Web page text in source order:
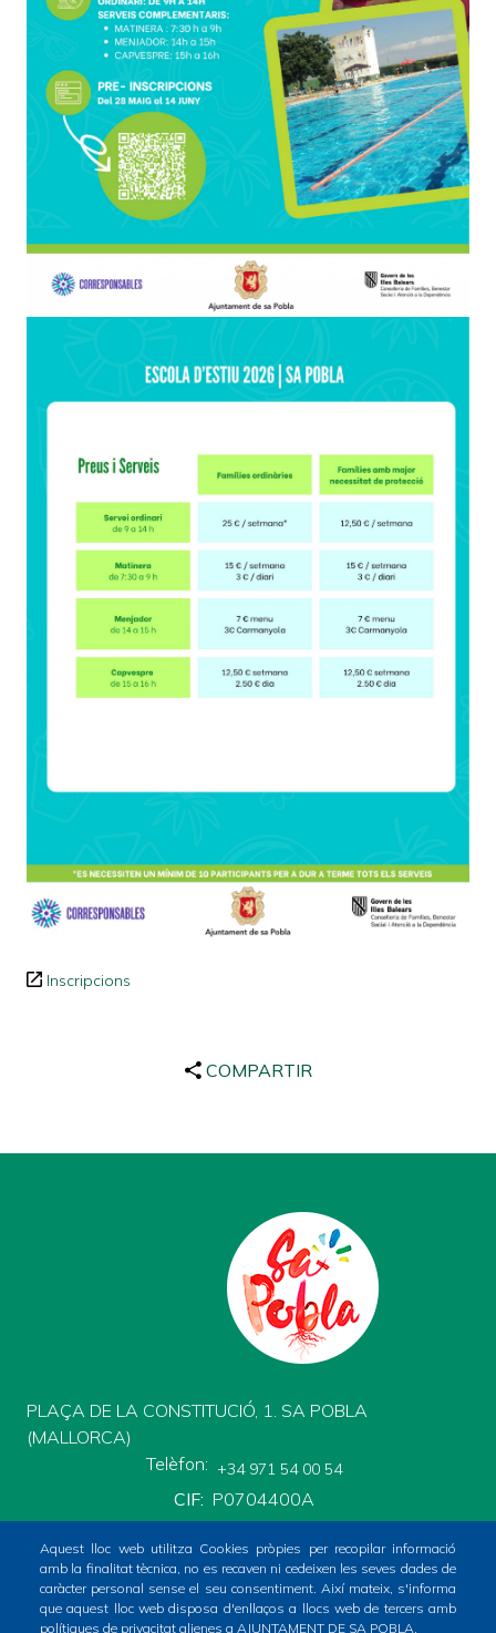
Inscripcions
COMPARTIR
PLAÇA DE LA CONSTITUCIÓ, 1. SA POBLA
(MALLORCA)
Telèfon
+34 971 54 00 54
CIF P0704400A
Aquest lloc web utilitza Cookies pròpies per recopilar informació
amb la finalitat tècnica, no es recaven ni cedeixen les seves dades de
caràcter personal sense el seu consentiment. Així mateix, s'informa
que aquest lloc web disposa d'enllaços a llocs web de tercers amb
polítiques de privacitat alienes a AJUNTAMENT DE SA POBLA.